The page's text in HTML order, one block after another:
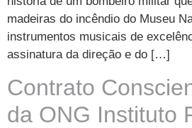
madeiras do incêndio do Museu
instrumentos musicais de
assinatura da direção e do […]
Contrato
da ONG Instituto